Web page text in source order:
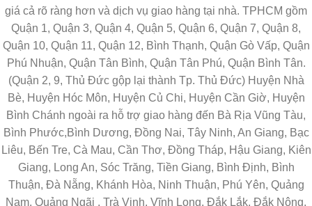
giá cả rõ ràng hơn và dịch vụ giao hàng tại nhà. TPHCM gồm
Quận 1, Quận 3, Quận 4, Quận 5, Quận 6, Quận 7, Quận 8,
Quận 10, Quận 11, Quận 12, Bình Thạnh, Quận Gò Vấp, Quận
Phú Nhuận, Quận Tân Bình, Quận Tân Phú, Quận Bình Tân.
(Quận 2, 9, Thủ Đức gộp lại thành Tp. Thủ Đức) Huyện Nhà
Bè, Huyện Hóc Môn, Huyện Củ Chi, Huyện Cần Giờ, Huyện
Bình Chánh ngoài ra hỗ trợ giao hàng đến Bà Rịa Vũng Tàu,
Bình Phước,Bình Dương, Đồng Nai, Tây Ninh, An Giang, Bạc
Liêu, Bến Tre, Cà Mau, Cần Thơ, Đồng Tháp, Hậu Giang, Kiên
Giang, Long An, Sóc Trăng, Tiền Giang, Bình Định, Bình
Thuận, Đà Nẵng, Khánh Hòa, Ninh Thuận, Phú Yên, Quảng
Nam, Quảng Ngãi , Trà Vinh, Vĩnh Long, Đắk Lắk, Đắk Nông,